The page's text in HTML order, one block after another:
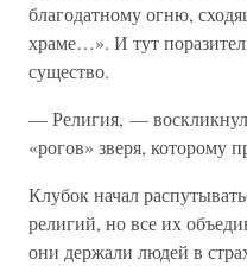
благодатному огню,
храме…». И тут
существо.
— Религия, —
«рогов» зверя, которому
Клубок начал
религий, но все их
они держали людей в